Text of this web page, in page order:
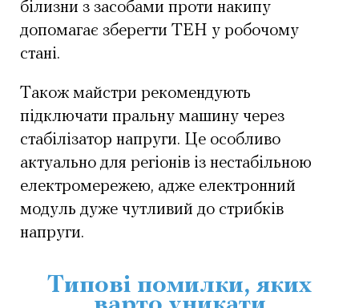
білизни з засобами проти накипу
допомагає зберегти ТЕН у робочому
стані.
Також майстри рекомендують
підключати пральну машину через
стабілізатор напруги. Це особливо
актуально для регіонів із нестабільною
електромережею, адже електронний
модуль дуже чутливий до стрибків
напруги.
Типові помилки, яких